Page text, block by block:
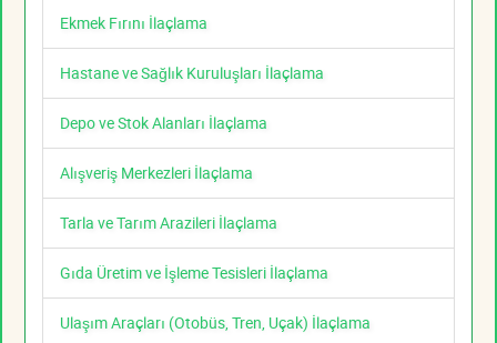
Ekmek Fırını İlaçlama
Hastane ve Sağlık Kuruluşları İlaçlama
Depo ve Stok Alanları İlaçlama
Alışveriş Merkezleri İlaçlama
Tarla ve Tarım Arazileri İlaçlama
Gıda Üretim ve İşleme Tesisleri İlaçlama
Ulaşım Araçları (Otobüs, Tren, Uçak) İlaçlama